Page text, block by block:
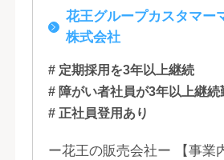
福岡花王グループカスタマー
株式会社
# 定期採用を3年以上継続
# 障がい者社員が3年以上継続
# 正社員登用あり
ー花王の販売会社ー 【事業内容】 国内日